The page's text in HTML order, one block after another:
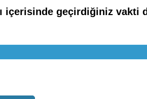
içerisinde geçirdiğiniz vakti